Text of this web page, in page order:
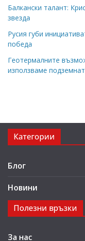
Балкански талант:
звезда
Русия губи
победа
Геотермалните
използваме
Категории
Блог
Новини
Полезни връзки
За нас